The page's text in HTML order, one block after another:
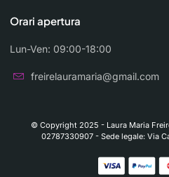
Orari apertura
Lun-Ven: 09:00-18:00
freirelauramaria@gmail.com
© Copyright 2025 - Laura Maria
02787330907 - Sede legale: Via